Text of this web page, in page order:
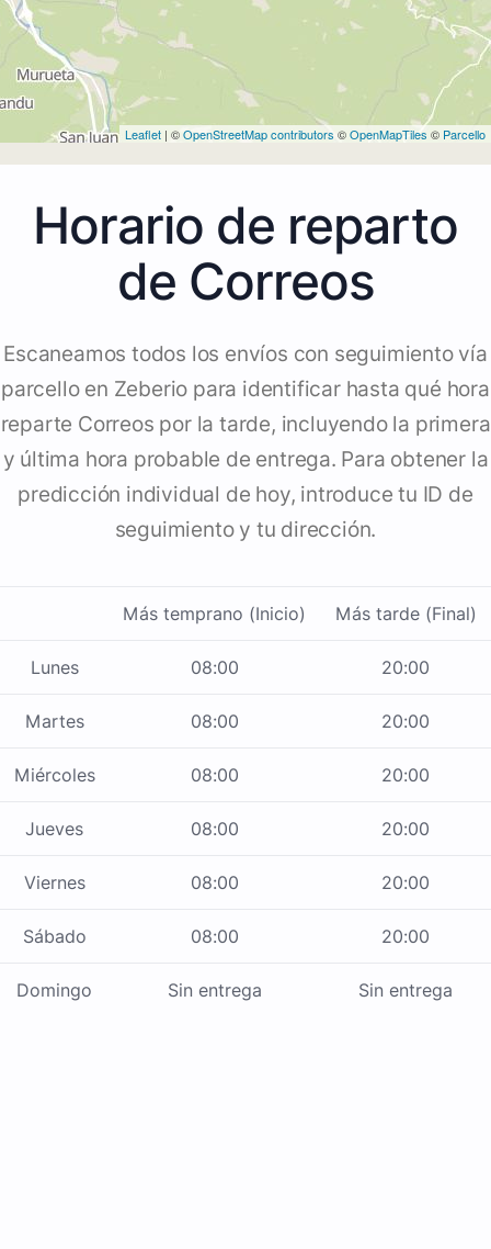
Leaflet | ©OpenStreetMap contributors ©OpenMapTiles © Parcello
Horario de reparto
de Correos
Escaneamos todos los envíos con seguimiento vía
parcello en Zeberio para identificar hasta qué hora
reparte Correos por la tarde, incluyendo la primera
y última hora probable de entrega. Para obtener la
predicción individual de hoy, introduce tu ID de
seguimiento y tu dirección.
Más temprano (Inicio) Más tarde (Final)
Lunes 08:00 20:00
Martes 08:00 20:00
Miércoles 08:00 20:00
Jueves 08:00 20:00
Viernes 08:00 20:00
Sábado 08:00 20:00
Domingo Sin entrega Sin entrega